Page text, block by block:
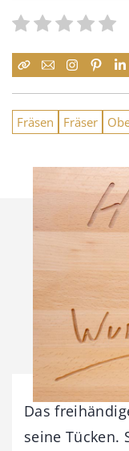
Fräsen Fräser
Das
seine Tücken.